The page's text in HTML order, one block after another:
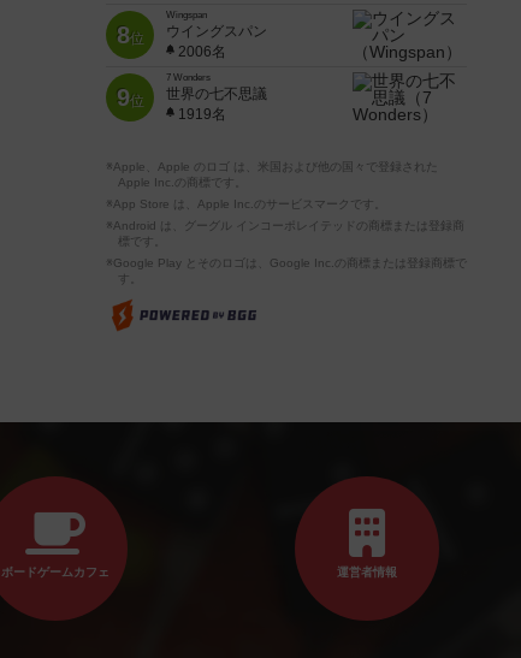
8位
Wingspan
ウイングスパン
2006名
9位
7 Wonders
世界の七不思議
1919名
※Apple、Apple のロゴ は、米国および他の国々で登録された
Apple Inc.の商標です。
※App Store は、Apple Inc.のサービスマークです。
※Android は、グーグル インコーポレイテッドの商標または登録商
標です。
※Google Play とそのロゴは、Google Inc.の商標または登録商標で
す。
ボードゲームカフェ 運営者情報